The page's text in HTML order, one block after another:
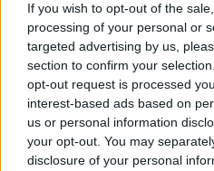
If you wish to opt-out of the
processing of your personal or
targeted advertising by us,
section to confirm your
opt-out request is processed
interest-based ads based on
us or personal information
your opt-out. You may
disclosure of your personal
Η Toyota φέρνει νέα γενιά
μπαταριών για τα υβριδικά
της